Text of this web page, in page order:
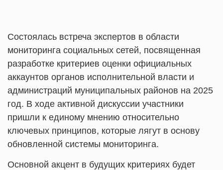
Состоялась встреча экспертов в области
мониторинга социальных сетей, посвященная
разработке критериев оценки официальных
аккаунтов органов исполнительной власти и
администраций муниципальных районов на 2025
год. В ходе активной дискуссии участники
пришли к единому мнению относительно
ключевых принципов, которые лягут в основу
обновленной системы мониторинга.
Основной акцент в будущих критериях будет